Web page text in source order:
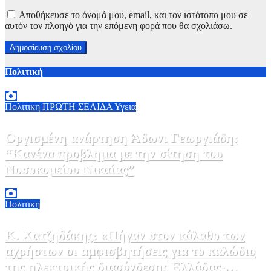
Αποθήκευσε το όνομά μου, email, και τον ιστότοπο μου σε
αυτόν τον πλοηγό για την επόμενη φορά που θα σχολιάσω.
Πολιτική
Πολιτικη ΠΡΩΤΗ ΣΕΛΙΔΑ Υγεια
Οργισμένη ανάρτηση Άδωνι Γεωργιάδη:
“Κανένα προβλημα με την σίτηση του
Νοσοκομείου Νικαίας”
Πολιτικη
Κ. Χατζηδάκης: «Πήγαν στον κάλαθο των
αχρήστων οι αμφισβητήσεις για το καλώδιο
της ηλεκτρικής διασύνδεσης Ελλάδας-